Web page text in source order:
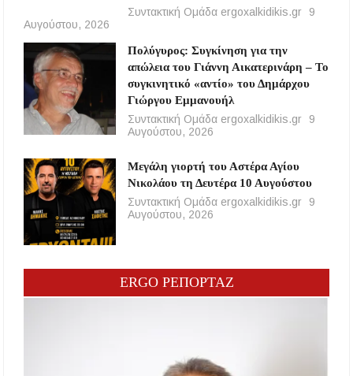
Συντακτική Ομάδα ergoxalkidikis.gr
9
Αυγούστου, 2026
Πολύγυρος: Συγκίνηση για την
απώλεια του Γιάννη Αικατερινάρη – Το
συγκινητικό «αντίο» του Δημάρχου
Γιώργου Εμμανουήλ
Συντακτική Ομάδα ergoxalkidikis.gr
9
Αυγούστου, 2026
Μεγάλη γιορτή του Αστέρα Αγίου
Νικολάου τη Δευτέρα 10 Αυγούστου
Συντακτική Ομάδα ergoxalkidikis.gr
9
Αυγούστου, 2026
ERGO ΡΕΠΟΡΤΑΖ